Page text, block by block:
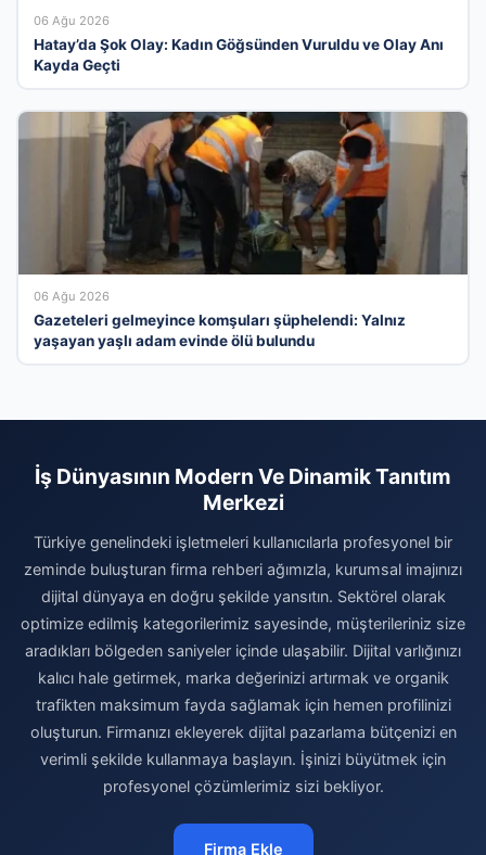
06 Ağu 2026
Hatay’da Şok Olay: Kadın Göğsünden Vuruldu ve Olay Anı
Kayda Geçti
06 Ağu 2026
Gazeteleri gelmeyince komşuları şüphelendi: Yalnız
yaşayan yaşlı adam evinde ölü bulundu
İş Dünyasının Modern Ve Dinamik Tanıtım
Merkezi
Türkiye genelindeki işletmeleri kullanıcılarla profesyonel bir
zeminde buluşturan firma rehberi ağımızla, kurumsal imajınızı
dijital dünyaya en doğru şekilde yansıtın. Sektörel olarak
optimize edilmiş kategorilerimiz sayesinde, müşterileriniz size
aradıkları bölgeden saniyeler içinde ulaşabilir. Dijital varlığınızı
kalıcı hale getirmek, marka değerinizi artırmak ve organik
trafikten maksimum fayda sağlamak için hemen profilinizi
oluşturun. Firmanızı ekleyerek dijital pazarlama bütçenizi en
verimli şekilde kullanmaya başlayın. İşinizi büyütmek için
profesyonel çözümlerimiz sizi bekliyor.
Firma Ekle